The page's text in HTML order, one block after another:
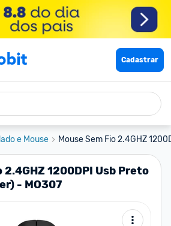
Cadastrar
e Mouse Mouse Sem Fio 2.4GHZ
2.4GHZ 1200DPI Usb Preto
- MO307